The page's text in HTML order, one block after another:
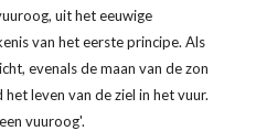
uit het eeuwige
van het eerste principe. Als
evenals de maan van de zon
leven van de ziel in het vuur.
vuuroog'.